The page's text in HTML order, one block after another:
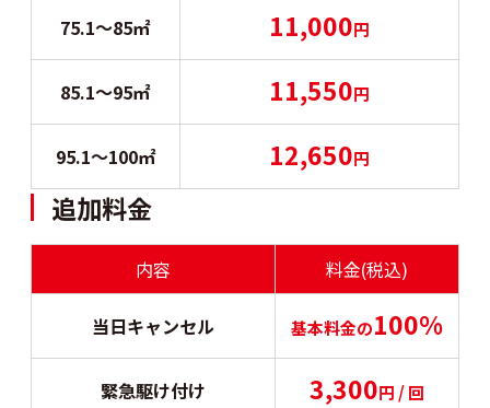
75.1〜85㎡ 11,000円
85.1〜95㎡ 11,550円
95.1〜100㎡ 12,650円
追加料金
内容 料金(税込)
当日キャンセル 基本料金の100%
緊急駆け付け 3,300円 / 回